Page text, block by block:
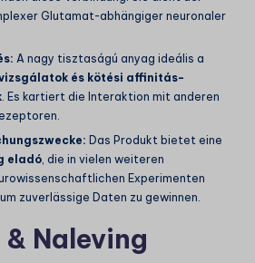
Glutamat-abhängiger neuronaler
A nagy tisztaságú anyag ideális a
és kötési affinitás-
. Es kartiert die Interaktion mit anderen
Das Produkt bietet eine
eladó , die in vielen weiteren
Experimenten
zuverlässige Daten zu gewinnen.
Naleving